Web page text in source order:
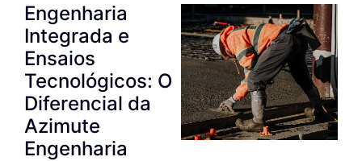
Engenharia
Integrada e
Ensaios
Tecnológicos: O
Diferencial da
Azimute
Engenharia